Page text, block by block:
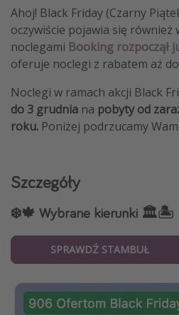
Ahoj! Black Friday (Czarny
oczywiście pojawia się również
noclegami Booking rozpoczął
oferuje noclegi z rabatem aż do
Noclegi w ramach akcji Black
do 3 grudnia na pobyty od
roku. Poniżej podrzucamy
Szczegóły
❄️🍁 Wybrane kierunki 🏛️🏝️
SPRAWDŹ STAMBUŁ